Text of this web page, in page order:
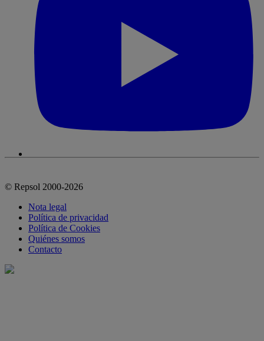
© Repsol 2000-2026
Nota legal
Política de privacidad
Política de Cookies
Quiénes somos
Contacto